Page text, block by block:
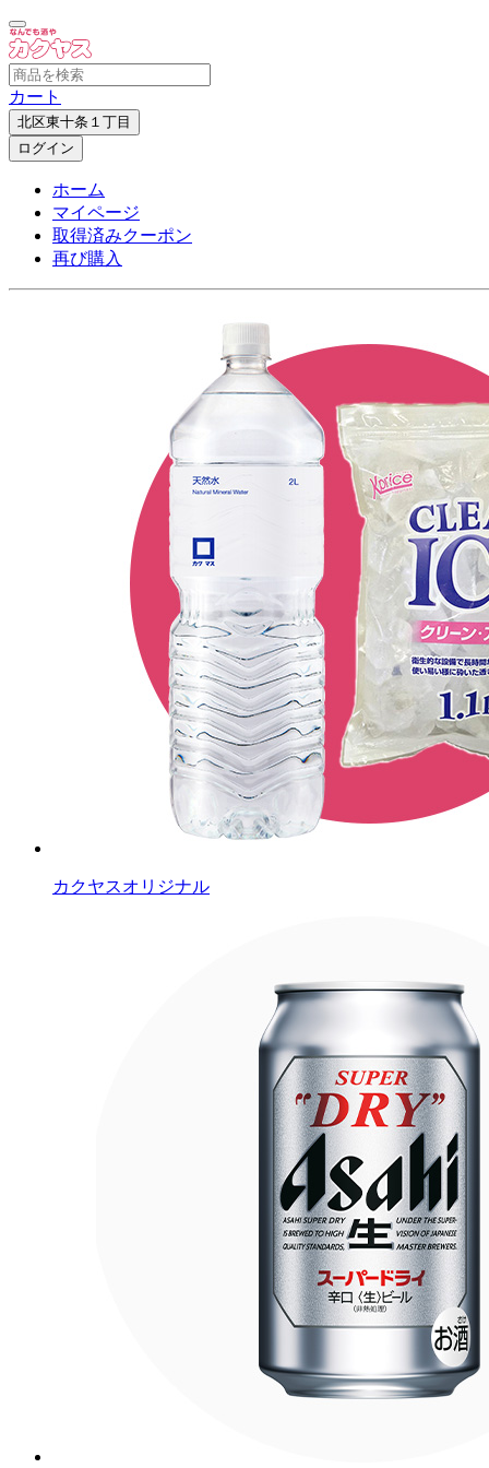
カート
北区東十条１丁目
ログイン
ホーム
マイページ
取得済みクーポン
再び購入
カクヤスオリジナル